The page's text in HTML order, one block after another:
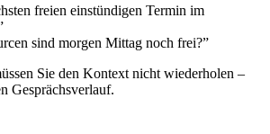
freien einstündigen Termin im
sind morgen Mittag noch frei?”
Sie den Kontext nicht wiederholen –
Gesprächsverlauf.